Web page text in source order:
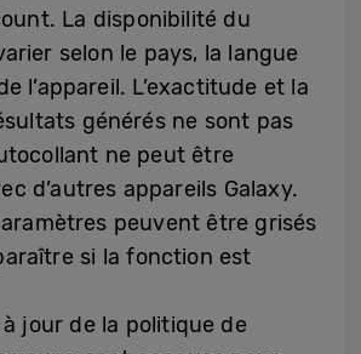
La disponibilité du
selon le pays, la langue
l’appareil. L’exactitude et la
générés ne sont pas
ne peut être
d’autres appareils Galaxy.
peuvent être grisés
si la fonction est
à jour de la politique de